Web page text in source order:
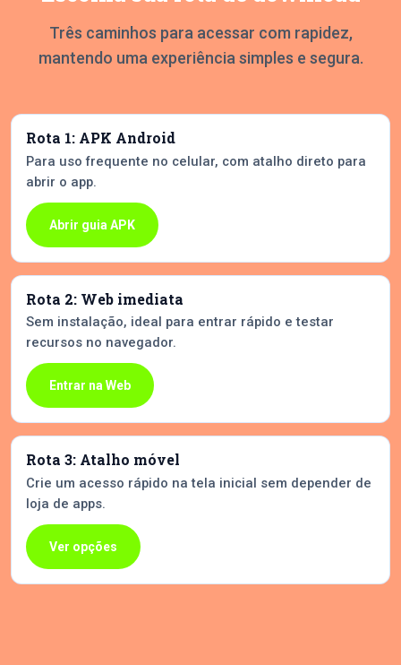
Três caminhos para acessar com rapidez,
mantendo uma experiência simples e segura.
Rota 1: APK Android
Para uso frequente no celular, com atalho direto para
abrir o app.
Abrir guia APK
Rota 2: Web imediata
Sem instalação, ideal para entrar rápido e testar
recursos no navegador.
Entrar na Web
Rota 3: Atalho móvel
Crie um acesso rápido na tela inicial sem depender de
loja de apps.
Ver opções